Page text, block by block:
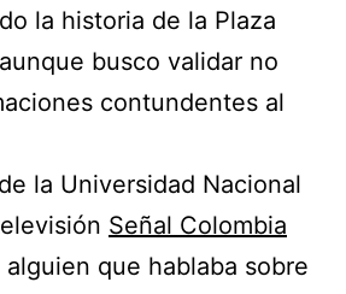
la historia de la Plaza
busco validar no
contundentes al
la Universidad Nacional
Señal Colombia
que hablaba sobre